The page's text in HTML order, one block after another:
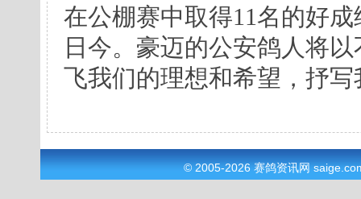
在公棚赛中取得11名的好
日今。豪迈的公安鸽人将
飞我们的理想和希望，抒
© 2005-2026 赛鸽资讯网